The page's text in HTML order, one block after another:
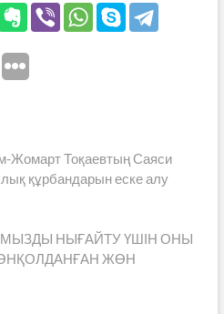
Тоқаевтың Саяси
құрбандарын еске алу
НЫҒАЙТУ ҮШІН ОНЫ
ЖӨН